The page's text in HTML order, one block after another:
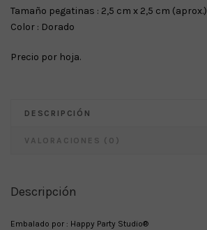
Tamaño pegatinas : 2,5 cm x 2,5 cm (aprox.)
Color : Dorado
Precio por hoja.
DESCRIPCIÓN
VALORACIONES (0)
Descripción
Embalado por : Happy Party Studio®